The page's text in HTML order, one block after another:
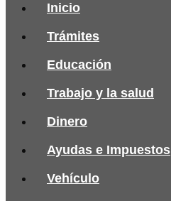
Inicio
Trámites
Educación
Trabajo y la salud
Dinero
Ayudas e Impuestos
Vehículo